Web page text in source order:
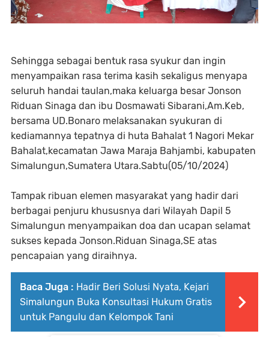
Sehingga sebagai bentuk rasa syukur dan ingin
menyampaikan rasa terima kasih sekaligus menyapa
seluruh handai taulan,maka keluarga besar Jonson
Riduan Sinaga dan ibu Dosmawati Sibarani,Am.Keb,
bersama UD.Bonaro melaksanakan syukuran di
kediamannya tepatnya di huta Bahalat 1 Nagori Mekar
Bahalat,kecamatan Jawa Maraja Bahjambi, kabupaten
Simalungun,Sumatera Utara.Sabtu(05/10/2024)
Tampak ribuan elemen masyarakat yang hadir dari
berbagai penjuru khususnya dari Wilayah Dapil 5
Simalungun menyampaikan doa dan ucapan selamat
sukses kepada Jonson.Riduan Sinaga,SE atas
pencapaian yang diraihnya.
Baca Juga : Hadir Beri Solusi Nyata, Kejari
Simalungun Buka Konsultasi Hukum Gratis
untuk Pangulu dan Kelompok Tani